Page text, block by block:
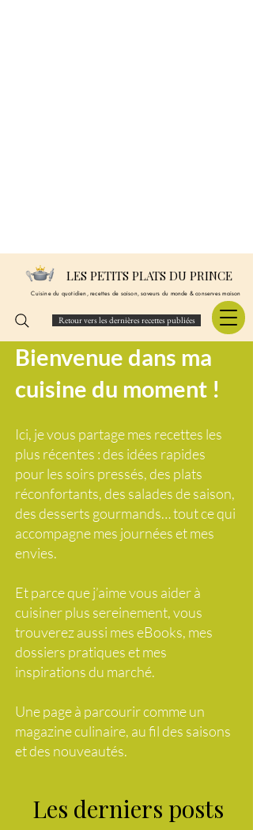
LES PETITS PLATS DU PRINCE
Cuisine du quotidien, recettes de saison, saveurs du monde & conserves maison
Retour vers les dernières recettes publiées
Bienvenue dans ma
cuisine du moment !
Ici, je vous partage mes recettes les
plus récentes : des idées rapides
pour les soirs pressés, des plats
réconfortants, des salades de saison,
des desserts gourmands… tout ce qui
accompagne mes journées et mes
envies.
Et parce que j’aime vous aider à
cuisiner plus sereinement, vous
trouverez aussi mes eBooks, mes
dossiers pratiques et mes
inspirations du marché.
Une page à parcourir comme un
magazine culinaire, au fil des saisons
et des nouveautés.
Les derniers posts